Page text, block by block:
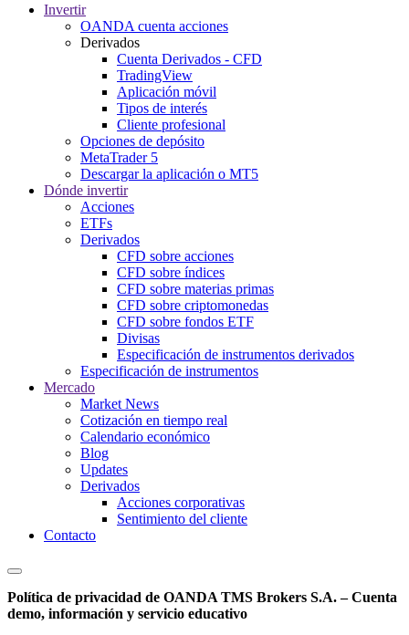
Invertir
OANDA cuenta acciones
Derivados
Cuenta Derivados - CFD
TradingView
Aplicación móvil
Tipos de interés
Cliente profesional
Opciones de depósito
MetaTrader 5
Descargar la aplicación o MT5
Dónde invertir
Acciones
ETFs
Derivados
CFD sobre acciones
CFD sobre índices
CFD sobre materias primas
CFD sobre criptomonedas
CFD sobre fondos ETF
Divisas
Especificación de instrumentos derivados
Especificación de instrumentos
Mercado
Market News
Cotización en tiempo real
Calendario económico
Blog
Updates
Derivados
Acciones corporativas
Sentimiento del cliente
Contacto
Política de privacidad de OANDA TMS Brokers S.A. – Cuenta
demo, información y servicio educativo